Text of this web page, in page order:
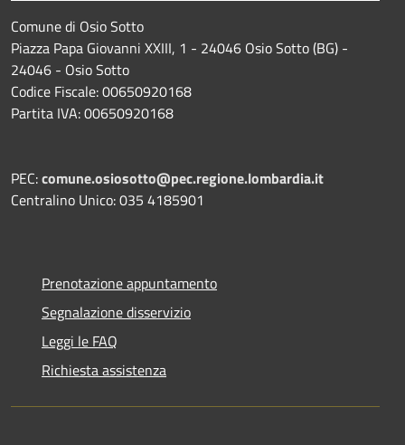
Comune di Osio Sotto
Piazza Papa Giovanni XXIII, 1 - 24046 Osio Sotto (BG) -
24046 - Osio Sotto
Codice Fiscale: 00650920168
Partita IVA: 00650920168
PEC:comune.osiosotto@pec.regione.lombardia.it
Centralino Unico: 035 4185901
Prenotazione appuntamento
Segnalazione disservizio
Leggi le FAQ
Richiesta assistenza